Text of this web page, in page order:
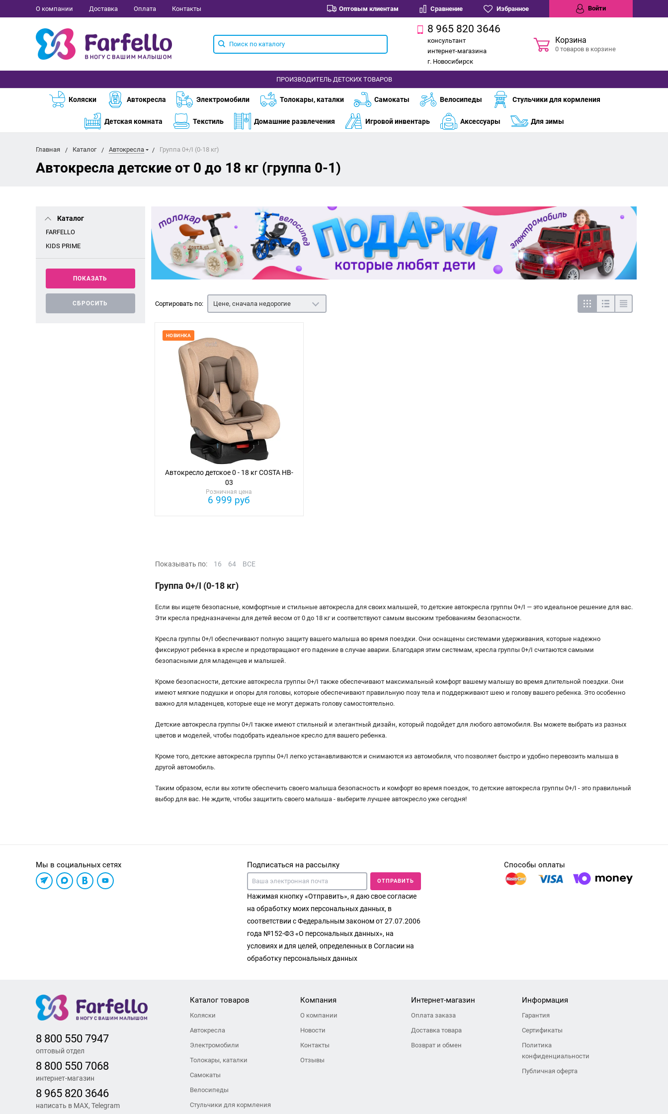
О компании Доставка Оплата Контакты Оптовым клиентам Сравнение Избранное Войти
8 965 820 3646
консультант
интернет-магазина
г. Новосибирск
Корзина
0 товаров в корзине
ПРОИЗВОДИТЕЛЬ ДЕТСКИХ ТОВАРОВ
Коляски Автокресла Электромобили Толокары, каталки Самокаты Велосипеды Стульчики для кормления
Детская комната Текстиль Домашние развлечения Игровой инвентарь Аксессуары Для зимы
Главная Каталог Автокресла Группа 0+/I (0-18 кг)
Автокресла детские от 0 до 18 кг (группа 0-1)
Каталог
FARFELLO
KIDS PRIME
Сортировать по: Цене, сначала недорогие
НОВИНКА
Автокресло детское 0 - 18 кг COSTA HB-
03
Розничная цена
6 999 руб
Показывать по: 16 64 ВСЕ
Группа 0+/I (0-18 кг)
Если вы ищете безопасные, комфортные и стильные автокресла для своих малышей, то детские автокресла группы 0+/I — это идеальное решение для вас.
Эти кресла предназначены для детей весом от 0 до 18 кг и соответствуют самым высоким требованиям безопасности.
Кресла группы 0+/I обеспечивают полную защиту вашего малыша во время поездки. Они оснащены системами удерживания, которые надежно
фиксируют ребенка в кресле и предотвращают его падение в случае аварии. Благодаря этим системам, кресла группы 0+/I считаются самыми
безопасными для младенцев и малышей.
Кроме безопасности, детские автокресла группы 0+/I также обеспечивают максимальный комфорт вашему малышу во время длительной поездки. Они
имеют мягкие подушки и опоры для головы, которые обеспечивают правильную позу тела и поддерживают шею и голову вашего ребенка. Это особенно
важно для младенцев, которые еще не могут держать голову самостоятельно.
Детские автокресла группы 0+/I также имеют стильный и элегантный дизайн, который подойдет для любого автомобиля. Вы можете выбрать из разных
цветов и моделей, чтобы подобрать идеальное кресло для вашего ребенка.
Кроме того, детские автокресла группы 0+/I легко устанавливаются и снимаются из автомобиля, что позволяет быстро и удобно перевозить малыша в
другой автомобиль.
Таким образом, если вы хотите обеспечить своего малыша безопасность и комфорт во время поездок, то детские автокресла группы 0+/I - это правильный
выбор для вас. Не ждите, чтобы защитить своего малыша - выберите лучшее автокресло уже сегодня!
Мы в социальных сетях Подписаться на рассылку
ОТПРАВИТЬ
Нажимая кнопку «Отправить», я даю свое согласие
на обработку моих персональных данных, в
соответствии с Федеральным законом от 27.07.2006
года №152-ФЗ «О персональных данных», на
условиях и для целей, определенных в Согласии на
обработку персональных данных
Способы оплаты
8 800 550 7947
оптовый отдел
8 800 550 7068
интернет-магазин
8 965 820 3646
написать в MAX, Telegram
Каталог товаров
Коляски
Автокресла
Электромобили
Толокары, каталки
Самокаты
Велосипеды
Стульчики для кормления
Компания
О компании
Новости
Контакты
Отзывы
Интернет-магазин
Оплата заказа
Доставка товара
Возврат и обмен
Информация
Гарантия
Сертификаты
Политика
конфиденциальности
Публичная оферта